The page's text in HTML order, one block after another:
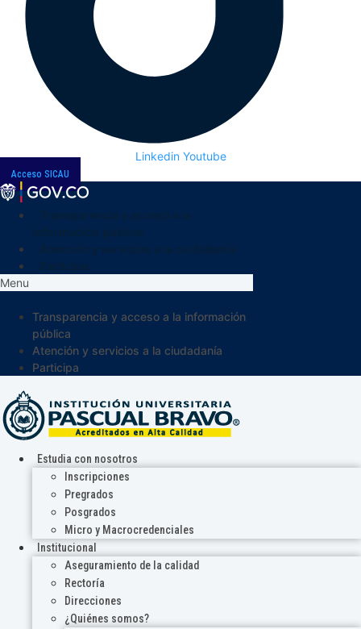
Linkedin Youtube
Acceso SICAU
Menu
Transparencia y acceso a la información
pública
Atención y servicios a la ciudadanía
Participa
Estudia con nosotros
Inscripciones
Pregrados
Posgrados
Micro y Macrocredenciales
Institucional
Aseguramiento de la calidad
Rectoría
Direcciones
¿Quiénes somos?